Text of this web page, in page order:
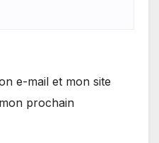
e-mail et mon site
prochain